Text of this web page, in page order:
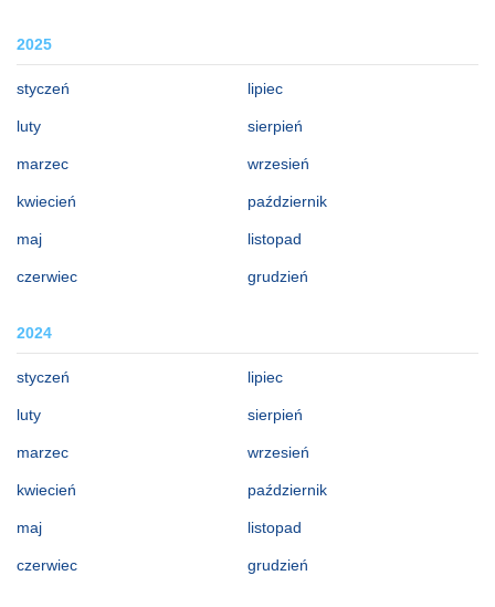
2025
styczeń
luty
marzec
kwiecień
maj
czerwiec
lipiec
sierpień
wrzesień
październik
listopad
grudzień
2024
styczeń
luty
marzec
kwiecień
maj
czerwiec
lipiec
sierpień
wrzesień
październik
listopad
grudzień